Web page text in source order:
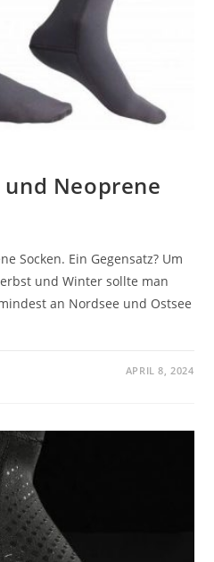
Neoprene
Socken. Ein Gegensatz? Um
und Winter sollte man
an Nordsee und Ostsee
APRIL 8, 2024